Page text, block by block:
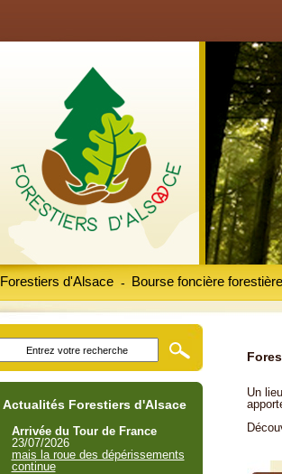
Forestiers d'Alsace Bourse foncière forestière
-
Un
Actualités Forestiers d'Alsace
Arrivée du Tour de France
23/07/2026
mais la roue des dépérissements
continue